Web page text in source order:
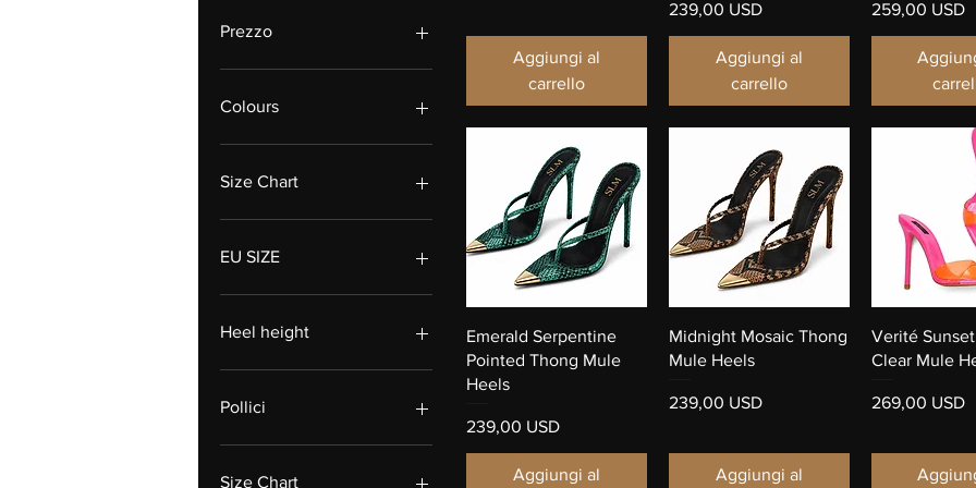
Prezzo
Colours
Size Chart
EU SIZE
34
35
37
38
40
41
Heel height
12cm
180 mm
7cm
9cm
Pollici
12cm
9cm
Size Chart
Aggiungi al
carrello
Prezzo
239,00 USD
Aggiungi al
carrello
Prezzo
259,00 USD
Vista rapida
Emerald Serpentine
Pointed Thong Mule
Heels
Prezzo
239,00 USD
Aggiungi al
Vista rapida
Midnight Mosaic Thong
Mule Heels
Prezzo
239,00 USD
Aggiungi al
Vista
Verité
Clear Mule
Prezzo
269,00 USD